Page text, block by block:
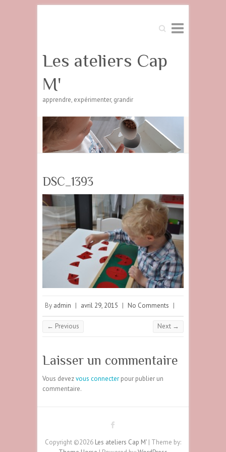
Search
Les ateliers Cap
M'
apprendre, expérimenter, grandir
DSC_1393
By admin | avril 29, 2015 | No Comments |
← Previous Next →
Laisser un commentaire
Vous devezvous connecter pour publier un
commentaire.
Copyright ©2026 Les ateliers Cap M' | Theme by: